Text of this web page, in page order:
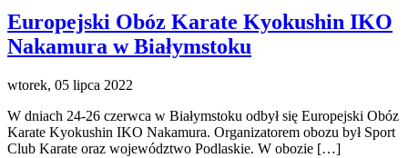
Europejski Obóz Karate Kyokushin IKO
Nakamura w Białymstoku
wtorek, 05 lipca 2022
W dniach 24-26 czerwca w Białymstoku odbył się Europejski Obóz
Karate Kyokushin IKO Nakamura. Organizatorem obozu był Sport
Club Karate oraz województwo Podlaskie. W obozie […]